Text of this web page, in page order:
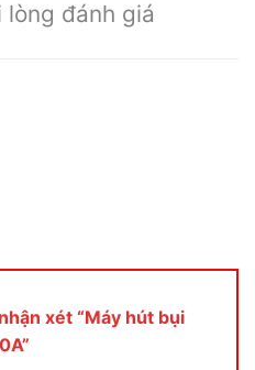
lòng đánh giá
xét “Máy hút bụi